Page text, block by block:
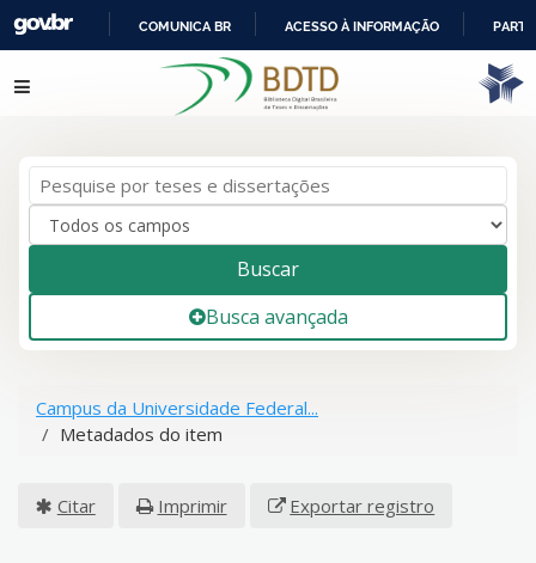
IR
PARA
COMUNICA BR ACESSO À INFORMAÇÃO
Pular para o conteúdo
Buscar
Busca avançada
Campus da Universidade Federal...
Metadados do item
Citar Imprimir Exportar registro